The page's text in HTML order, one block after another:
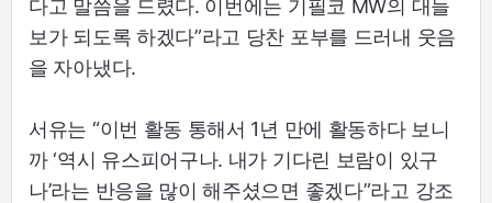
다고 말씀을 드렸다. 이번에는 기필코 MW의 대들
보가 되도록 하겠다”라고 당찬 포부를 드러내 웃음
을 자아냈다.
서유는 “이번 활동 통해서 1년 만에 활동하다 보니
까 ‘역시 유스피어구나. 내가 기다린 보람이 있구
나’라는 반응을 많이 해주셨으면 좋겠다”라고 강조